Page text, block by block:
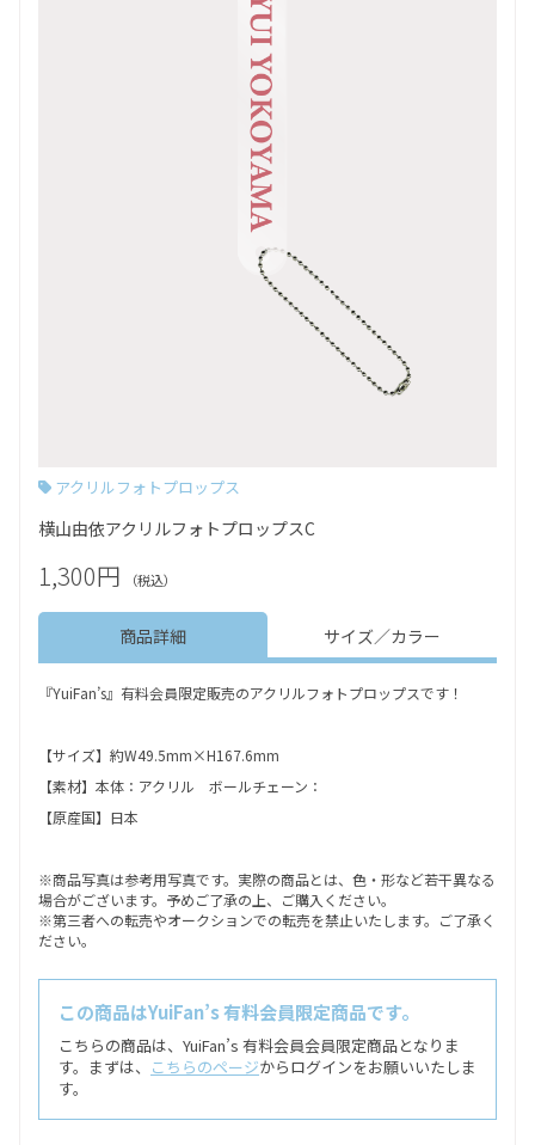
アクリルフォトプロップス
横山由依アクリルフォトプロップスC
1,300円 （税込）
商品詳細 サイズ／カラー
『YuiFan’s』有料会員限定販売のアクリルフォトプロップスです！
【サイズ】約W49.5mm×H167.6mm
【素材】本体：アクリル ボールチェーン：
【原産国】日本
※商品写真は参考用写真です。実際の商品とは、色・形など若干異なる
場合がございます。予めご了承の上、ご購入ください。
※第三者への転売やオークションでの転売を禁止いたします。ご了承く
ださい。
この商品はYuiFan’s 有料会員限定商品です。
こちらの商品は、YuiFan’s 有料会員会員限定商品となりま
す。まずは、 こちらのページからログインをお願いいたしま
す。